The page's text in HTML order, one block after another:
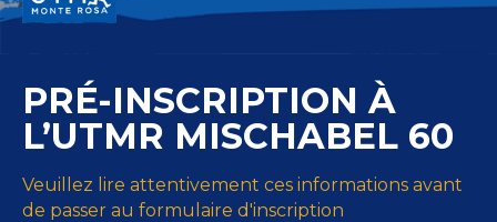
PRÉ-INSCRIPTION À
L’UTMR MISCHABEL 60
Veuillez lire attentivement ces informations avant
de passer au formulaire d'inscription